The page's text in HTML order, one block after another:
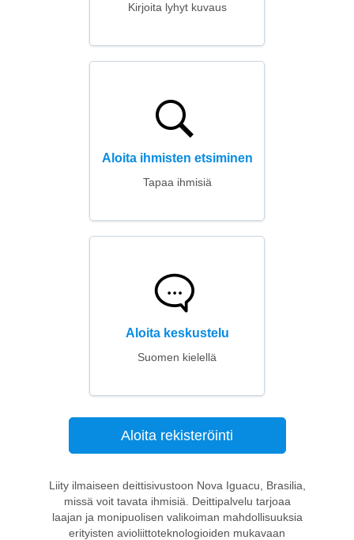
Kirjoita lyhyt kuvaus
Aloita ihmisten etsiminen
Tapaa ihmisiä
Aloita keskustelu
Suomen kielellä
Aloita rekisteröinti
Liity ilmaiseen deittisivustoon Nova Iguacu, Brasilia,
missä voit tavata ihmisiä. Deittipalvelu tarjoaa
laajan ja monipuolisen valikoiman mahdollisuuksia
erityisten avioliittoteknologioiden mukavaan